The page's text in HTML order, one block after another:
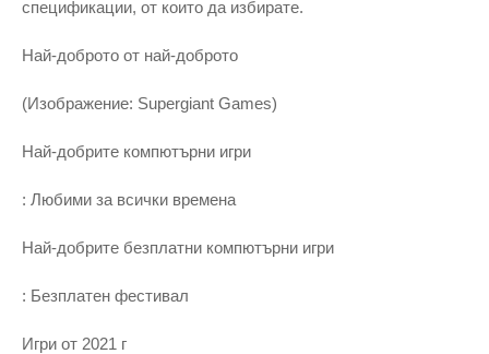
спецификации, от които да избирате.
Най-доброто от най-доброто
(Изображение: Supergiant Games)
Най-добрите компютърни игри
: Любими за всички времена
Най-добрите безплатни компютърни игри
: Безплатен фестивал
Игри от 2021 г